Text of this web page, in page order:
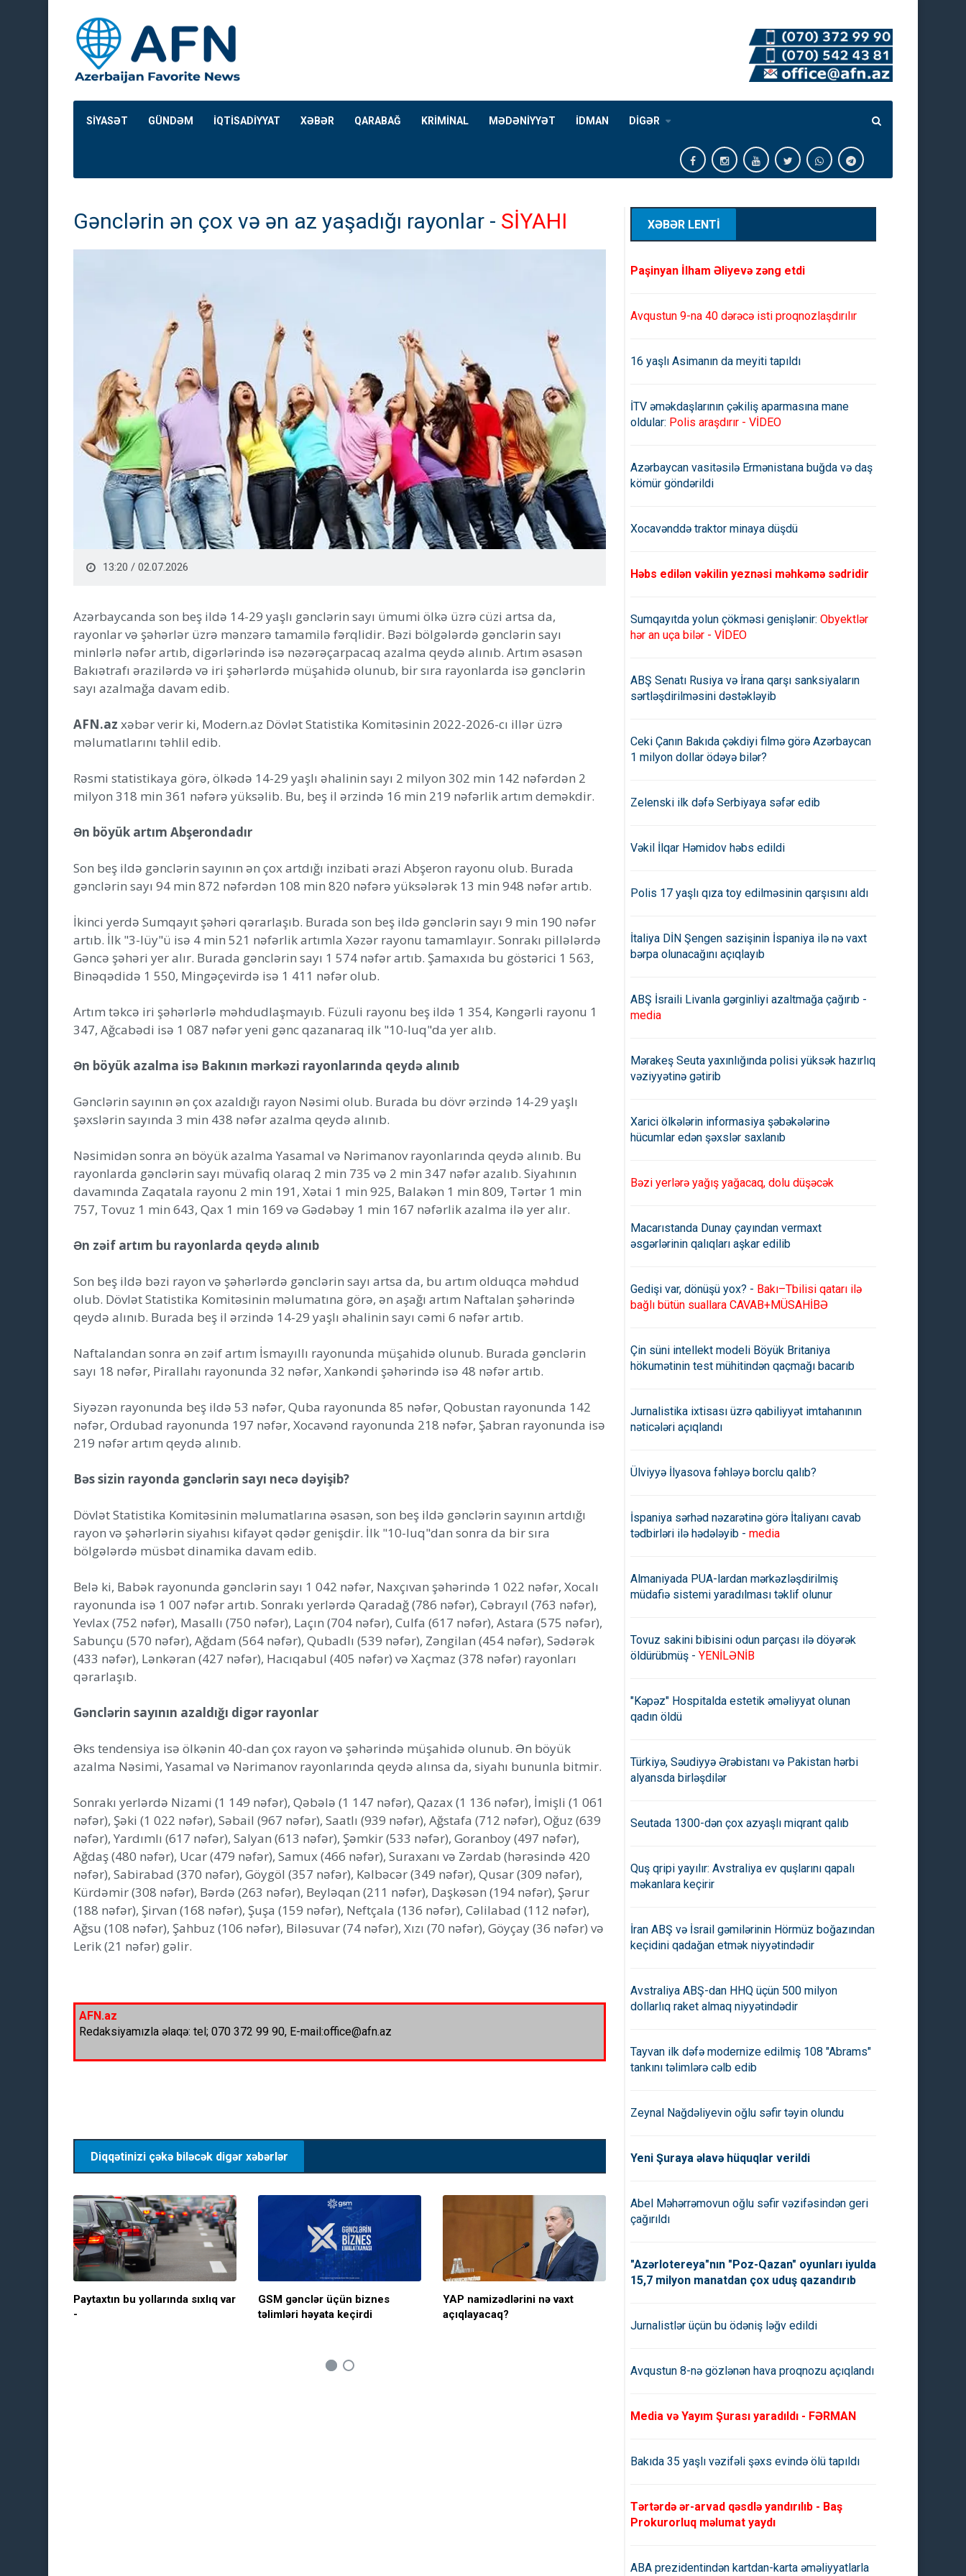
SİYASƏT GÜNDƏM İQTİSADİYYAT XƏBƏR QARABAĞ KRİMİNAL MƏDƏNİYYƏT İDMAN DİGƏR
Gənclərin ən çox və ən az yaşadığı rayonlar - SİYAHI
13:20 / 02.07.2026
Azərbaycanda son beş ildə 14-29 yaşlı gənclərin sayı ümumi ölkə üzrə cüzi artsa da,
rayonlar və şəhərlər üzrə mənzərə tamamilə fərqlidir. Bəzi bölgələrdə gənclərin sayı
minlərlə nəfər artıb, digərlərində isə nəzərəçarpacaq azalma qeydə alınıb. Artım əsasən
Bakıətrafı ərazilərdə və iri şəhərlərdə müşahidə olunub, bir sıra rayonlarda isə gənclərin
sayı azalmağa davam edib.
AFN.az xəbər verir ki, Modern.az Dövlət Statistika Komitəsinin 2022-2026-cı illər üzrə
məlumatlarını təhlil edib.
Rəsmi statistikaya görə, ölkədə 14-29 yaşlı əhalinin sayı 2 milyon 302 min 142 nəfərdən 2
milyon 318 min 361 nəfərə yüksəlib. Bu, beş il ərzində 16 min 219 nəfərlik artım deməkdir.
Ən böyük artım Abşerondadır
Son beş ildə gənclərin sayının ən çox artdığı inzibati ərazi Abşeron rayonu olub. Burada
gənclərin sayı 94 min 872 nəfərdən 108 min 820 nəfərə yüksələrək 13 min 948 nəfər artıb.
İkinci yerdə Sumqayıt şəhəri qərarlaşıb. Burada son beş ildə gənclərin sayı 9 min 190 nəfər
artıb. İlk "3-lüy"ü isə 4 min 521 nəfərlik artımla Xəzər rayonu tamamlayır. Sonrakı pillələrdə
Gəncə şəhəri yer alır. Burada gənclərin sayı 1 574 nəfər artıb. Şamaxıda bu göstərici 1 563,
Binəqədidə 1 550, Mingəçevirdə isə 1 411 nəfər olub.
Artım təkcə iri şəhərlərlə məhdudlaşmayıb. Füzuli rayonu beş ildə 1 354, Kəngərli rayonu 1
347, Ağcabədi isə 1 087 nəfər yeni gənc qazanaraq ilk "10-luq"da yer alıb.
Ən böyük azalma isə Bakının mərkəzi rayonlarında qeydə alınıb
Gənclərin sayının ən çox azaldığı rayon Nəsimi olub. Burada bu dövr ərzində 14-29 yaşlı
şəxslərin sayında 3 min 438 nəfər azalma qeydə alınıb.
Nəsimidən sonra ən böyük azalma Yasamal və Nərimanov rayonlarında qeydə alınıb. Bu
rayonlarda gənclərin sayı müvafiq olaraq 2 min 735 və 2 min 347 nəfər azalıb. Siyahının
davamında Zaqatala rayonu 2 min 191, Xətai 1 min 925, Balakən 1 min 809, Tərtər 1 min
757, Tovuz 1 min 643, Qax 1 min 169 və Gədəbəy 1 min 167 nəfərlik azalma ilə yer alır.
Ən zəif artım bu rayonlarda qeydə alınıb
Son beş ildə bəzi rayon və şəhərlərdə gənclərin sayı artsa da, bu artım olduqca məhdud
olub. Dövlət Statistika Komitəsinin məlumatına görə, ən aşağı artım Naftalan şəhərində
qeydə alınıb. Burada beş il ərzində 14-29 yaşlı əhalinin sayı cəmi 6 nəfər artıb.
Naftalandan sonra ən zəif artım İsmayıllı rayonunda müşahidə olunub. Burada gənclərin
sayı 18 nəfər, Pirallahı rayonunda 32 nəfər, Xankəndi şəhərində isə 48 nəfər artıb.
Siyəzən rayonunda beş ildə 53 nəfər, Quba rayonunda 85 nəfər, Qobustan rayonunda 142
nəfər, Ordubad rayonunda 197 nəfər, Xocavənd rayonunda 218 nəfər, Şabran rayonunda isə
219 nəfər artım qeydə alınıb.
Bəs sizin rayonda gənclərin sayı necə dəyişib?
Dövlət Statistika Komitəsinin məlumatlarına əsasən, son beş ildə gənclərin sayının artdığı
rayon və şəhərlərin siyahısı kifayət qədər genişdir. İlk "10-luq"dan sonra da bir sıra
bölgələrdə müsbət dinamika davam edib.
Belə ki, Babək rayonunda gənclərin sayı 1 042 nəfər, Naxçıvan şəhərində 1 022 nəfər, Xocalı
rayonunda isə 1 007 nəfər artıb. Sonrakı yerlərdə Qaradağ (786 nəfər), Cəbrayıl (763 nəfər),
Yevlax (752 nəfər), Masallı (750 nəfər), Laçın (704 nəfər), Culfa (617 nəfər), Astara (575 nəfər),
Sabunçu (570 nəfər), Ağdam (564 nəfər), Qubadlı (539 nəfər), Zəngilan (454 nəfər), Sədərək
(433 nəfər), Lənkəran (427 nəfər), Hacıqabul (405 nəfər) və Xaçmaz (378 nəfər) rayonları
qərarlaşıb.
Gənclərin sayının azaldığı digər rayonlar
Əks tendensiya isə ölkənin 40-dan çox rayon və şəhərində müşahidə olunub. Ən böyük
azalma Nəsimi, Yasamal və Nərimanov rayonlarında qeydə alınsa da, siyahı bununla bitmir.
Sonrakı yerlərdə Nizami (1 149 nəfər), Qəbələ (1 147 nəfər), Qazax (1 136 nəfər), İmişli (1 061
nəfər), Şəki (1 022 nəfər), Səbail (967 nəfər), Saatlı (939 nəfər), Ağstafa (712 nəfər), Oğuz (639
nəfər), Yardımlı (617 nəfər), Salyan (613 nəfər), Şəmkir (533 nəfər), Goranboy (497 nəfər),
Ağdaş (480 nəfər), Ucar (479 nəfər), Samux (466 nəfər), Suraxanı və Zərdab (hərəsində 420
nəfər), Sabirabad (370 nəfər), Göygöl (357 nəfər), Kəlbəcər (349 nəfər), Qusar (309 nəfər),
Kürdəmir (308 nəfər), Bərdə (263 nəfər), Beyləqan (211 nəfər), Daşkəsən (194 nəfər), Şərur
(188 nəfər), Şirvan (168 nəfər), Şuşa (159 nəfər), Neftçala (136 nəfər), Cəlilabad (112 nəfər),
Ağsu (108 nəfər), Şahbuz (106 nəfər), Biləsuvar (74 nəfər), Xızı (70 nəfər), Göyçay (36 nəfər) və
Lerik (21 nəfər) gəlir.
AFN.az
Redaksiyamızla əlaqə: tel; 070 372 99 90, E-mail:office@afn.az
Diqqətinizi çəkə biləcək digər xəbərlər
Paytaxtın bu yollarında sıxlıq var
-
GSM gənclər üçün biznes
təlimləri həyata keçirdi
YAP namizədlərini nə vaxt
açıqlayacaq?
XƏBƏR LENTİ
Paşinyan İlham Əliyevə zəng etdi
Avqustun 9-na 40 dərəcə isti proqnozlaşdırılır
16 yaşlı Asimanın da meyiti tapıldı
İTV əməkdaşlarının çəkiliş aparmasına mane
oldular: Polis araşdırır - VİDEO
Azərbaycan vasitəsilə Ermənistana buğda və daş
kömür göndərildi
Xocavənddə traktor minaya düşdü
Həbs edilən vəkilin yeznəsi məhkəmə sədridir
Sumqayıtda yolun çökməsi genişlənir: Obyektlər
hər an uça bilər - VİDEO
ABŞ Senatı Rusiya və İrana qarşı sanksiyaların
sərtləşdirilməsini dəstəkləyib
Ceki Çanın Bakıda çəkdiyi filmə görə Azərbaycan
1 milyon dollar ödəyə bilər?
Zelenski ilk dəfə Serbiyaya səfər edib
Vəkil İlqar Həmidov həbs edildi
Polis 17 yaşlı qıza toy edilməsinin qarşısını aldı
İtaliya DİN Şengen sazişinin İspaniya ilə nə vaxt
bərpa olunacağını açıqlayıb
ABŞ İsraili Livanla gərginliyi azaltmağa çağırıb -
media
Mərakeş Seuta yaxınlığında polisi yüksək hazırlıq
vəziyyətinə gətirib
Xarici ölkələrin informasiya şəbəkələrinə
hücumlar edən şəxslər saxlanıb
Bəzi yerlərə yağış yağacaq, dolu düşəcək
Macarıstanda Dunay çayından vermaxt
əsgərlərinin qalıqları aşkar edilib
Gedişi var, dönüşü yox? - Bakı–Tbilisi qatarı ilə
bağlı bütün suallara CAVAB+MÜSAHİBƏ
Çin süni intellekt modeli Böyük Britaniya
hökumətinin test mühitindən qaçmağı bacarıb
Jurnalistika ixtisası üzrə qabiliyyət imtahanının
nəticələri açıqlandı
Ülviyyə İlyasova fəhləyə borclu qalıb?
İspaniya sərhəd nəzarətinə görə İtaliyanı cavab
tədbirləri ilə hədələyib - media
Almaniyada PUA-lardan mərkəzləşdirilmiş
müdafiə sistemi yaradılması təklif olunur
Tovuz sakini bibisini odun parçası ilə döyərək
öldürübmüş - YENİLƏNİB
"Kəpəz" Hospitalda estetik əməliyyat olunan
qadın öldü
Türkiyə, Səudiyyə Ərəbistanı və Pakistan hərbi
alyansda birləşdilər
Seutada 1300-dən çox azyaşlı miqrant qalıb
Quş qripi yayılır: Avstraliya ev quşlarını qapalı
məkanlara keçirir
İran ABŞ və İsrail gəmilərinin Hörmüz boğazından
keçidini qadağan etmək niyyətindədir
Avstraliya ABŞ-dan HHQ üçün 500 milyon
dollarlıq raket almaq niyyətindədir
Tayvan ilk dəfə modernize edilmiş 108 "Abrams"
tankını təlimlərə cəlb edib
Zeynal Nağdəliyevin oğlu səfir təyin olundu
Yeni Şuraya əlavə hüquqlar verildi
Abel Məhərrəmovun oğlu səfir vəzifəsindən geri
çağırıldı
"Azərlotereya"nın "Poz-Qazan" oyunları iyulda
15,7 milyon manatdan çox uduş qazandırıb
Jurnalistlər üçün bu ödəniş ləğv edildi
Avqustun 8-nə gözlənən hava proqnozu açıqlandı
Media və Yayım Şurası yaradıldı - FƏRMAN
Bakıda 35 yaşlı vəzifəli şəxs evində ölü tapıldı
Tərtərdə ər-arvad qəsdlə yandırılıb - Baş
Prokurorluq məlumat yaydı
ABA prezidentindən kartdan-karta əməliyyatlarla